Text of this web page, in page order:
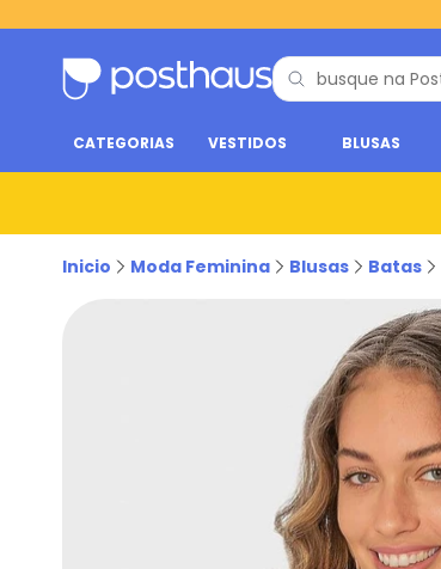
CATEGORIAS VESTIDOS BLUSAS
Inicio Moda Feminina Blusas Batas